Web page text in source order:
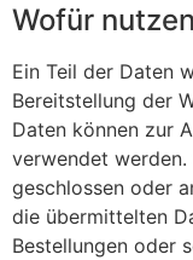
Wofür
Ein Teil der Daten
Bereitstellung der
Daten können zur
verwendet
geschlossen oder
die übermittelten
Bestellungen oder